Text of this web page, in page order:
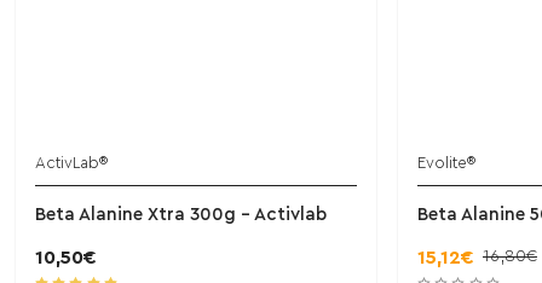
ActivLab®
Beta Alanine Xtra 300g - Activlab
10,50€
Evolite®
Beta Alanine
15,12€ 16,80€